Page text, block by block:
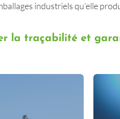
industriels qu’elle
la traçabilité et